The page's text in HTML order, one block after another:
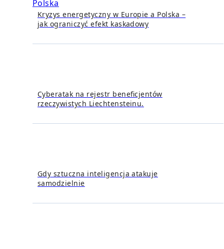
Kryzys energetyczny w Europie a Polska –
jak ograniczyć efekt kaskadowy
Cyberatak na rejestr beneficjentów
rzeczywistych Liechtensteinu.
Gdy sztuczna inteligencja atakuje
samodzielnie